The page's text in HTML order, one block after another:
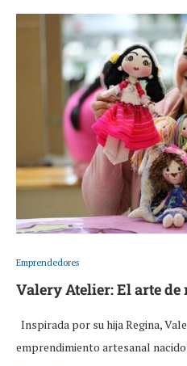
Emprendedores
Valery Atelier: El arte
Inspirada por su hija Regina,
emprendimiento artesanal